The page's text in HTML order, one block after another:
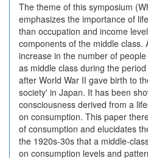
The theme of this symposium
emphasizes the importance of
than occupation and income
components of the middle class.
increase in the number of
as middle class during the
after World War II gave birth to
society' in Japan. It has been
consciousness derived from a
on consumption. This paper
of consumption and elucidates
the 1920s-30s that a middle-
on consumption levels and